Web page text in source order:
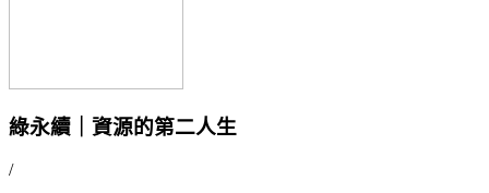
綠永續｜資源的第二人生
/